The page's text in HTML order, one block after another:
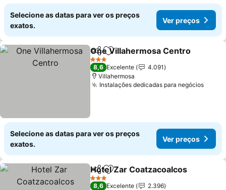
Selecione as datas para ver os preços
exatos.
Ver preços
PartilharAdicionar aos favoritos
One Villahermosa Centro
3 Estrelas
8,6 Excelente
4.091
Villahermosa
Instalações dedicadas para negóciosVer
Selecione as datas para ver os preços
exatos.
Ver preços
PartilharAdicionar aos favoritos
Hotel Zar Coatzacoalcos
3 Estrelas
8,6 Excelente
2.396